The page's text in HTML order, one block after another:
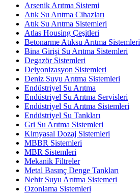
Arsenik Arıtma Sistemi
Atık Su Arıtma Cihazları
Atık Su Arıtma Sistemleri
Atlas Housing Çeşitleri
Betonarme Atıksu Arıtma Sistemleri
Bina Girişi Su Arıtma Sistemleri
Degazör Sistemleri
Deiyonizasyon Sistemleri
Deniz Suyu Arıtma Sistemleri
Endüstriyel Su Arıtma
Endüstriyel Su Arıtma Servisleri
Endüstriyel Su Arıtma Sistemleri
Endüstriyel Su Tankları
Gri Su Arıtma Sistemleri
Kimyasal Dozaj Sistemleri
MBBR Sistemleri
MBR Sistemleri
Mekanik Filtreler
Metal Basınç Denge Tankları
Nehir Suyu Arıtma Sistemeri
Ozonlama Sistemleri